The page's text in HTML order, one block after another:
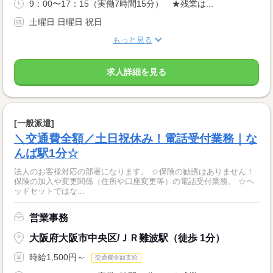
9：00〜17：15（実働7時間15分） ★残業は...
土曜日 日曜日 祝日
もっと見る
求人詳細を見る
[一般派遣]
＼交通費全額／土日祝休み！電話受付業務｜な
んば駅1分☆
法人のお客様対応の部署になります。 ☆保険の勧誘はありません！
保険の加入や変更関係（住所や口座変更等）の電話受付業務。 ☆ヘ
ッドセットではな...
営業事務
大阪府大阪市中央区/ＪＲ難波駅（徒歩 1分）
時給1,500円～ 交通費全額支給